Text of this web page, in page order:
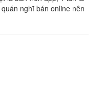
nghĩ bán online nên